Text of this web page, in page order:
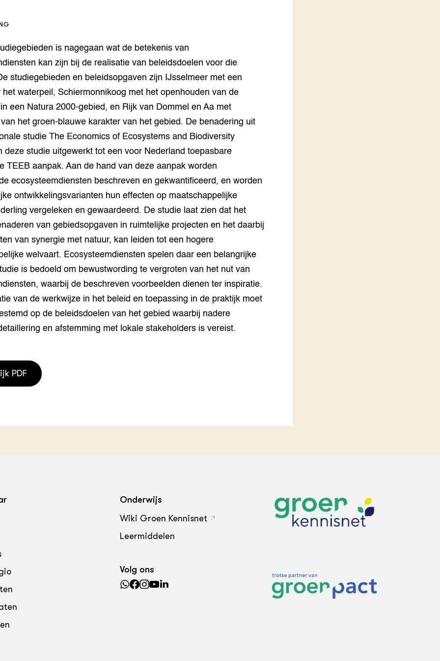
landbouw
Aquacultuur
economy
en infra
Innovatieloket
& Biologisch
Aanpakken
Pigs
Digitalisering &
en
genetische
is nagegaan wat de betekenis van
kan zijn bij de realisatie van beleidsdoelen voor die
studiegebieden en beleidsopgaven zijn IJsselmeer met een
het waterpeil, Schiermonnikoog met het openhouden van de
een Natura 2000-gebied, en Rijk van Dommel en Aa met
het groen-blauwe karakter van het gebied. De benadering uit
studie The Economics of Ecosystems and Biodiversity
deze studie uitgewerkt tot een voor Nederland toepasbare
TEEB aanpak. Aan de hand van deze aanpak worden
ecosysteemdiensten beschreven en gekwantificeerd, en worden
ontwikkelingsvarianten hun effecten op maatschappelijke
vergeleken en gewaardeerd. De studie laat zien dat het
van gebiedsopgaven in ruimtelijke projecten en het daarbij
van synergie met natuur, kan leiden tot een hogere
welvaart. Ecosysteemdiensten spelen daar een belangrijke
is bedoeld om bewustwording te vergroten van het nut van
waarbij de beschreven voorbeelden dienen ter inspiratie.
van de werkwijze in het beleid en toepassing in de praktijk moet
op de beleidsdoelen van het gebied waarbij nadere
en afstemming met lokale stakeholders is vereist.
PDF
Onderwijs
Wiki Groen Kennisnet
Leermiddelen
Volg ons